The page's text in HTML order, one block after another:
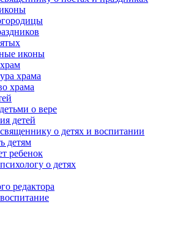
иконы
храма
храма
о вере
детей
о детях и воспитании
детям
ребенок
о детях
редактора